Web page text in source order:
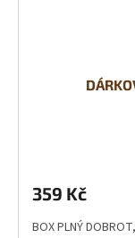
359 Kč
BOX PLNÝ